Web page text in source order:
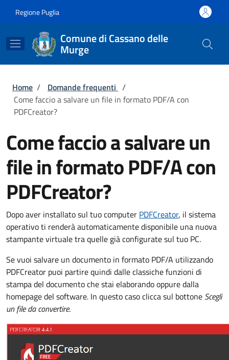
Regione Puglia
Comune di Cassano delle
Murge
Briciole di pane
Home / Domande frequenti /
Come faccio a salvare un file in formato PDF/A con
PDFCreator?
Come faccio a salvare un
file in formato PDF/A con
PDFCreator?
Dopo aver installato sul tuo computer PDFCreator, il sistema
operativo ti renderà automaticamente disponibile una nuova
stampante virtuale tra quelle già configurate sul tuo PC.
Se vuoi salvare un documento in formato PDF/A utilizzando
PDFCreator puoi partire quindi dalle classiche funzioni di
stampa del documento che stai elaborando oppure dalla
homepage del software. In questo caso clicca sul bottone Scegli
un file da convertire.